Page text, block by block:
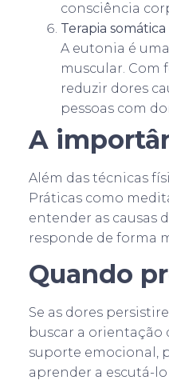
consciência
Terapia
A eutonia é
muscular. Com
reduzir dores
pessoas com
A
Além das técnicas
Práticas como
entender as causas
responde de forma
Quando
Se as dores
buscar a orientação
suporte emocional,
aprender a escutá-